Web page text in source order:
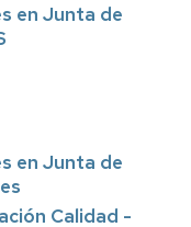
en Junta de
en Junta de
Calidad -